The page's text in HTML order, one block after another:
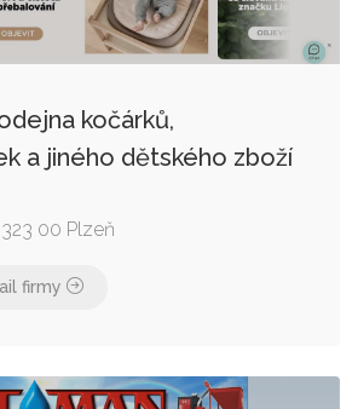
kočárků,
a jiného dětského zboží
00 Plzeň
firmy